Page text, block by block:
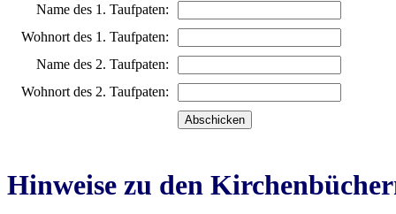
Name des 1. Taufpaten:
Wohnort des 1. Taufpaten:
Name des 2. Taufpaten:
Wohnort des 2. Taufpaten:
Hinweise zu den